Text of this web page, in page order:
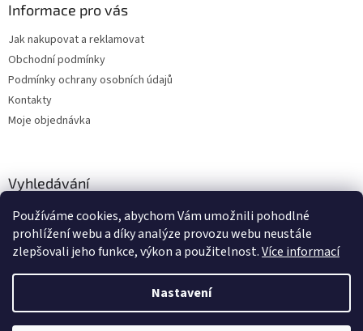
Používáme cookies, abychom Vám umožnili pohodlné
prohlížení webu a díky analýze provozu webu neustále
zlepšovali jeho funkce, výkon a použitelnost.Více informací
Nastavení
Informace pro vás
Jak nakupovat a reklamovat
Obchodní podmínky
Podmínky ochrany osobních údajů
Kontakty
Moje objednávka
Vyhledávání
HLEDAT
Vytvořil Shoptet